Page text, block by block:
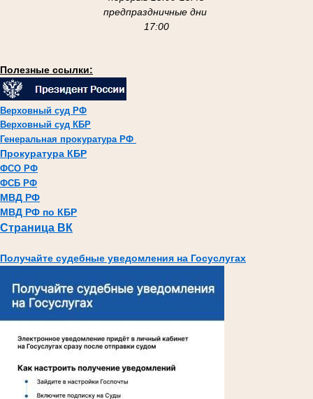
предпраздничные дни
17:00
Полезные ссылки:
Верховный суд РФ
Верховный суд КБР
Генеральная прокуратура РФ
Прокуратура КБР
ФСО РФ
ФСБ РФ
МВД РФ
МВД РФ по КБР
Страница ВК
Получайте судебные уведомления на Госуслугах